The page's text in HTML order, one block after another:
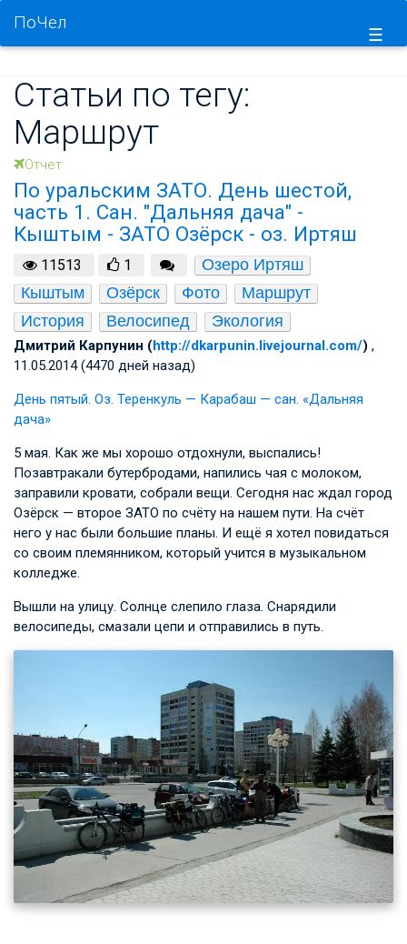
☰
ПоЧел
Статьи по тегу:
Маршрут
Отчет
По уральским ЗАТО. День шестой,
часть 1. Сан. "Дальняя дача" -
Кыштым - ЗАТО Озёрск - оз. Иртяш
11513 1
Озеро Иртяш
Кыштым
Озёрск Фото
Маршрут
История
Велосипед Экология
Дмитрий Карпунин (http://dkarpunin.livejournal.com/) ,
11.05.2014 (4470 дней назад)
День пятый. Оз. Теренкуль — Карабаш — сан. «Дальняя
дача»
5 мая. Как же мы хорошо отдохнули, выспались!
Позавтракали бутербродами, напились чая с молоком,
заправили кровати, собрали вещи. Сегодня нас ждал город
Озёрск — второе ЗАТО по счёту на нашем пути. На счёт
него у нас были большие планы. И ещё я хотел повидаться
со своим племянником, который учится в музыкальном
колледже.
Вышли на улицу. Солнце слепило глаза. Снарядили
велосипеды, смазали цепи и отправились в путь.